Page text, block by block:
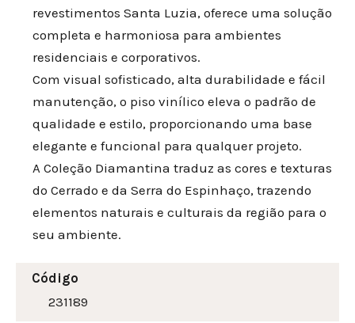
revestimentos Santa Luzia, oferece uma solução
completa e harmoniosa para ambientes
residenciais e corporativos.
Com visual sofisticado, alta durabilidade e fácil
manutenção, o piso vinílico eleva o padrão de
qualidade e estilo, proporcionando uma base
elegante e funcional para qualquer projeto.
A Coleção Diamantina traduz as cores e texturas
do Cerrado e da Serra do Espinhaço, trazendo
elementos naturais e culturais da região para o
seu ambiente.
Código
231189